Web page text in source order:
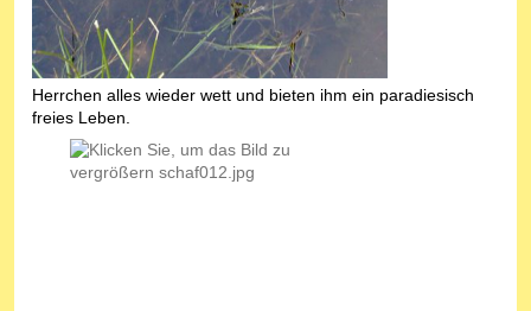
Herrchen alles wieder wett und bieten ihm ein paradiesisch
freies Leben.